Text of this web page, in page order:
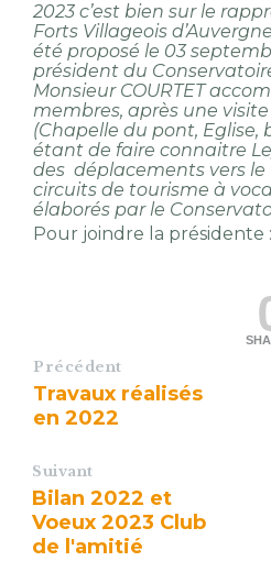
2023 c’est bien sur le
Forts Villageois
été proposé le 03
président du
Monsieur COURTET
membres, après une
(Chapelle du pont, Eglise,
étant de faire connaitre
des déplacements vers le
circuits de tourisme à
élaborés par le
Pour joindre la présidente :
Précédent
Travaux réalisés
en 2022
Suivant
Bilan 2022 et
Voeux 2023 Club
de l'amitié